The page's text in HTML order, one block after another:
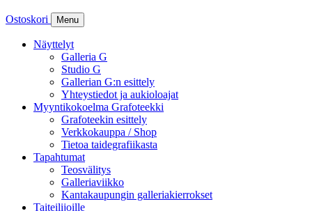
Ostoskori Menu
Näyttelyt
Galleria G
Studio G
Gallerian G:n esittely
Yhteystiedot ja aukioloajat
Myyntikokoelma Grafoteekki
Grafoteekin esittely
Verkkokauppa / Shop
Tietoa taidegrafiikasta
Tapahtumat
Teosvälitys
Galleriaviikko
Kantakaupungin galleriakierrokset
Taiteilijoille